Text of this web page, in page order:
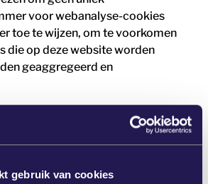
gebruik van cookies
voor webanalyse-cookies
toe te wijzen, om te voorkomen
die op deze website worden
geaggregeerd en
maken, stelt u uw browser in om
header te adverteren.
cookiebanner. Zie voor meer